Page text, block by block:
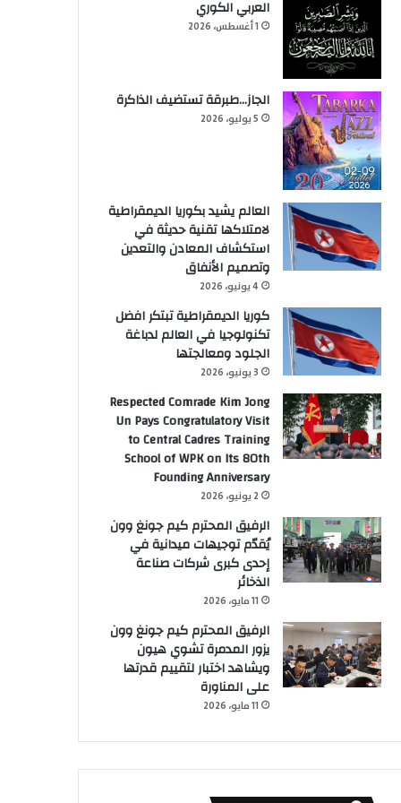
العربي الكوري
1 أغسطس، 2026
الجاز…طبرقة تستضيف الذاكرة
5 يوليو، 2026
العالم يشيد بكوريا الديمقراطية
لامتلاكها تقنية حديثة في
استكشاف المعادن والتعدين
وتصميم الأنفاق
4 يونيو، 2026
كوريا الديمقراطية تبتكر افضل
تكنولوجيا في العالم لدباغة
الجلود ومعالجتها
3 يونيو، 2026
Respected Comrade Kim Jong
Un Pays Congratulatory Visit
to Central Cadres Training
School of WPK on Its 80th
Founding Anniversary
2 يونيو، 2026
الرفيق المحترم كيم جونغ وون
يُقدّم توجيهات ميدانية في
إحدى كبرى شركات صناعة
الذخائر
11 مايو، 2026
الرفيق المحترم كيم جونغ وون
يزور المدمرة تشوي هيون
ويشاهد اختبار لتقييم قدرتها
على المناورة
11 مايو، 2026